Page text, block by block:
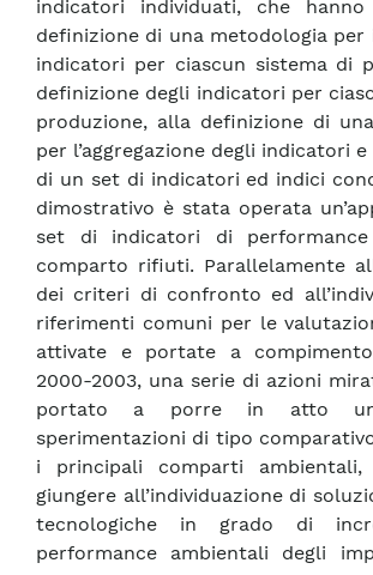
indicatori individuati, che
definizione di una metodologia per
indicatori per ciascun sistema di
definizione degli indicatori per
produzione, alla definizione di
per l’aggregazione degli indicatori
di un set di indicatori ed indici
dimostrativo è stata operata
set di indicatori di
comparto rifiuti. Parallelamente
dei criteri di confronto ed
riferimenti comuni per le
attivate e portate a
2000-2003, una serie di azioni
portato a porre in atto
sperimentazioni di tipo
i principali comparti ambientali,
giungere all’individuazione di
tecnologiche in grado di
performance ambientali degli